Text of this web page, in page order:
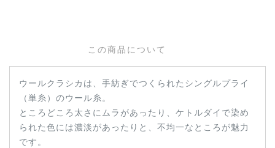
この商品について
ウールクラシカは、手紡ぎでつくられたシングルプライ
（単糸）のウール糸。
ところどころ太さにムラがあったり、ケトルダイで染め
られた色には濃淡があったりと、不均一なところが魅力
です。